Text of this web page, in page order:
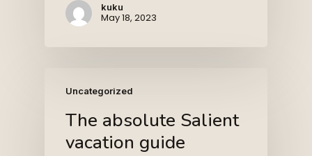
kuku
May 18, 2023
Uncategorized
The absolute Salient
vacation guide